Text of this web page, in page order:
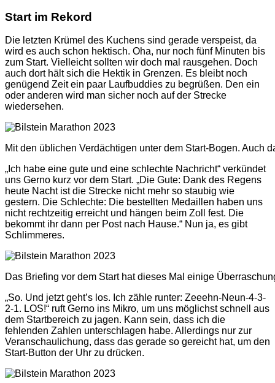
Start im Rekord
Die letzten Krümel des Kuchens sind gerade verspeist, da
wird es auch schon hektisch. Oha, nur noch fünf Minuten bis
zum Start. Vielleicht sollten wir doch mal rausgehen. Doch
auch dort hält sich die Hektik in Grenzen. Es bleibt noch
genügend Zeit ein paar Laufbuddies zu begrüßen. Den ein
oder anderen wird man sicher noch auf der Strecke
wiedersehen.
Mit den üblichen Verdächtigen unter dem Start-Bogen. Auch
„Ich habe eine gute und eine schlechte Nachricht“ verkündet
uns Gerno kurz vor dem Start. „Die Gute: Dank des Regens
heute Nacht ist die Strecke nicht mehr so staubig wie
gestern. Die Schlechte: Die bestellten Medaillen haben uns
nicht rechtzeitig erreicht und hängen beim Zoll fest. Die
bekommt ihr dann per Post nach Hause.“ Nun ja, es gibt
Schlimmeres.
Das Briefing vor dem Start hat dieses Mal einige
„So. Und jetzt geht’s los. Ich zähle runter: Zeeehn-Neun-4-3-
2-1. LOS!“ ruft Gerno ins Mikro, um uns möglichst schnell aus
dem Startbereich zu jagen. Kann sein, dass ich die
fehlenden Zahlen unterschlagen habe. Allerdings nur zur
Veranschaulichung, dass das gerade so gereicht hat, um den
Start-Button der Uhr zu drücken.